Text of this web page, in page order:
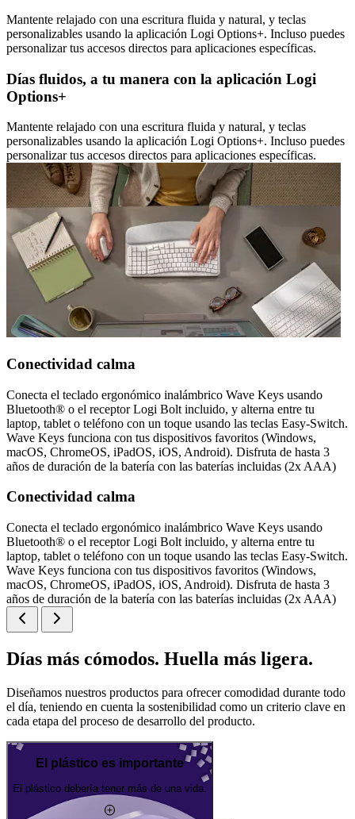
Mantente relajado con una escritura fluida y natural, y teclas
personalizables usando la aplicación Logi Options+. Incluso puedes
personalizar tus accesos directos para aplicaciones específicas.
Días fluidos, a tu manera con la aplicación Logi
Options+
Mantente relajado con una escritura fluida y natural, y teclas
personalizables usando la aplicación Logi Options+. Incluso puedes
personalizar tus accesos directos para aplicaciones específicas.
Conectividad calma
Conecta el teclado ergonómico inalámbrico Wave Keys usando
Bluetooth® o el receptor Logi Bolt incluido, y alterna entre tu
laptop, tablet o teléfono con un toque usando las teclas Easy-Switch.
Wave Keys funciona con tus dispositivos favoritos (Windows,
macOS, ChromeOS, iPadOS, iOS, Android). Disfruta de hasta 3
años de duración de la batería con las baterías incluidas (2x AAA)
Conectividad calma
Conecta el teclado ergonómico inalámbrico Wave Keys usando
Bluetooth® o el receptor Logi Bolt incluido, y alterna entre tu
laptop, tablet o teléfono con un toque usando las teclas Easy-Switch.
Wave Keys funciona con tus dispositivos favoritos (Windows,
macOS, ChromeOS, iPadOS, iOS, Android). Disfruta de hasta 3
años de duración de la batería con las baterías incluidas (2x AAA)
Días más cómodos. Huella más ligera.
Diseñamos nuestros productos para ofrecer comodidad durante todo
el día, teniendo en cuenta la sostenibilidad como un criterio clave en
cada etapa del proceso de desarrollo del producto.
El plástico es importante
El plástico debería tener más de una vida.